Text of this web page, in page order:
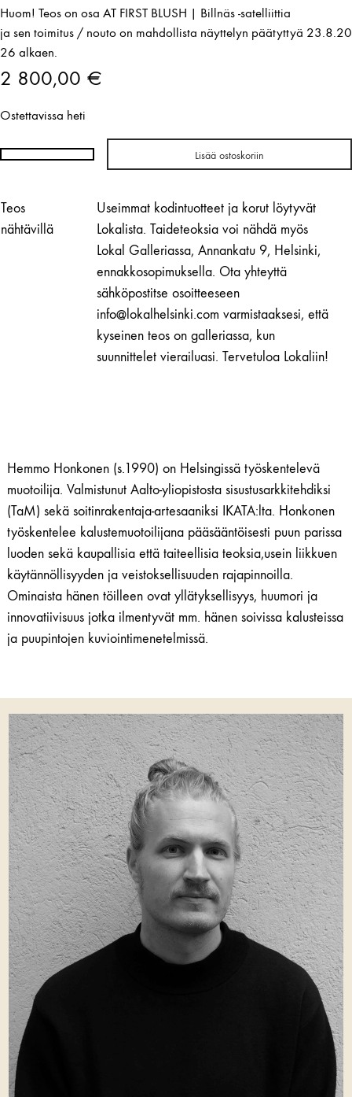
Huom! Teos on osa AT FIRST BLUSH | Billnäs -satelliittia
ja sen toimitus / nouto on mahdollista näyttelyn päätyttyä 23.8.20
26 alkaen.
2 800,00 €
Ostettavissa heti
Hemmo
|
Mirage
Lisää ostoskoriin
Teos
nähtävillä
Useimmat kodintuotteet ja korut löytyvät
Lokalista. Taideteoksia voi nähdä myös
Lokal Galleriassa, Annankatu 9, Helsinki,
ennakkosopimuksella. Ota yhteyttä
sähköpostitse osoitteeseen
info@lokalhelsinki.com varmistaaksesi, että
kyseinen teos on galleriassa, kun
suunnittelet vierailuasi. Tervetuloa Lokaliin!
Hemmo Honkonen (s.1990) on Helsingissä työskentelevä
muotoilija. Valmistunut Aalto-yliopistosta sisustusarkkitehdiksi
(TaM) sekä soitinrakentaja-artesaaniksi IKATA:lta. Honkonen
työskentelee kalustemuotoilijana pääsääntöisesti puun parissa
luoden sekä kaupallisia että taiteellisia teoksia,usein liikkuen
käytännöllisyyden ja veistoksellisuuden rajapinnoilla.
Ominaista hänen töilleen ovat yllätyksellisyys, huumori ja
innovatiivisuus jotka ilmentyvät mm. hänen soivissa kalusteissa
ja puupintojen kuviointimenetelmissä.